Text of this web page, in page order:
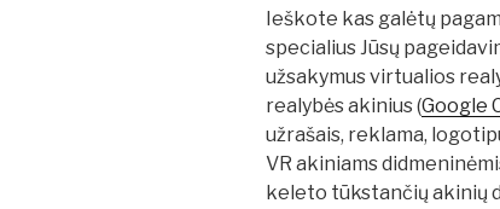
Ieškote kas galėtų
specialius Jūsų
užsakymus virtualios
realybės akinius (Google
užrašais, reklama,
VR akiniams
keleto tūkstančių akinių